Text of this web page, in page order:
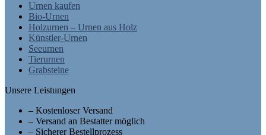
Urnen kaufen
Bio-Urnen
Holzurnen – Urnen aus Holz
Künstler-Urnen
Seeurnen
Tierurnen
Grabsteine
Unsere Leistungen
– Kostenloser Versand
– Versand an Bestatter möglich
– Sicherer Bestellprozess